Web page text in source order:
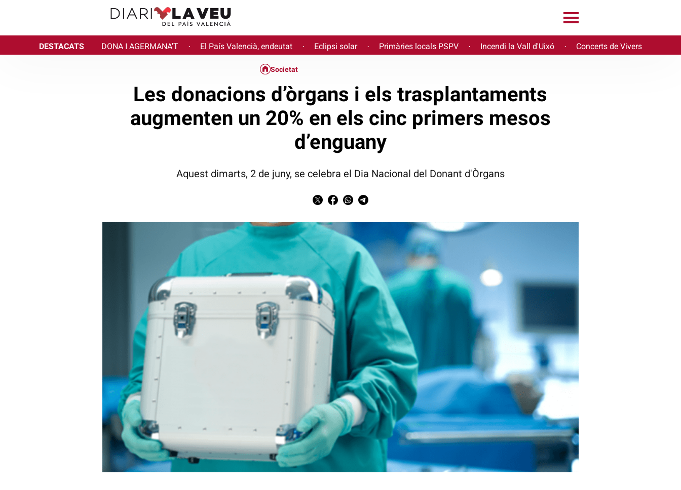
DESTACATS DONA I AGERMANA'T · El País Valencià, endeutat · Eclipsi solar · Primàries locals PSPV · Incendi la Vall d'Uixó · Concerts de Vivers
Societat
Les donacions d’òrgans i els trasplantaments
augmenten un 20% en els cinc primers mesos
d’enguany
Aquest dimarts, 2 de juny, se celebra el Dia Nacional del Donant d'Òrgans